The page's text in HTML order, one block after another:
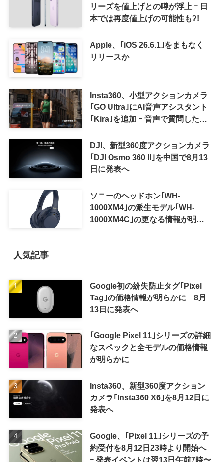
リーズを値上げとの噂が浮上 ｰ 日
本では再度値上げの可能性も?!
Apple、｢iOS 26.6.1｣をまもなく
リリースか
Insta360、小型アクションカメラ
｢GO Ultra｣にAI音声アシスタント
｢Kira｣を追加 ｰ 音声で質問した
可能に
DJI、新型360度アクションカメラ
｢DJI Osmo 360 II｣を中国で8月13
日に発表へ
ソニーのヘッドホン｢WH-
1000XM4｣の派生モデル｢WH-
1000XM4C｣の更なる情報が明ら
人気記事
Google初の紛失防止タグ｢Pixel
Tag｣の価格情報が明らかに ｰ 8月
13日に発表へ
｢Google Pixel 11｣シリーズの詳細
なスペックと全モデルの価格情報
が明らかに
Insta360、新型360度アクション
カメラ｢Insta360 X6｣を8月12日に
発表へ
Google、｢Pixel 11｣シリーズの予
約受付を8月12日23時より開始へ
ｰ 発表イベントは翌13日午前7時〜